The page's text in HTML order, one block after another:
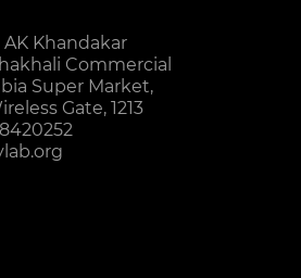
AK Khandakar
Commercial
Super Market,
Gate, 1213